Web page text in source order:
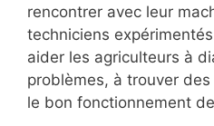
rencontrer avec leur
techniciens
aider les agriculteurs à
problèmes, à trouver
le bon fonctionnement